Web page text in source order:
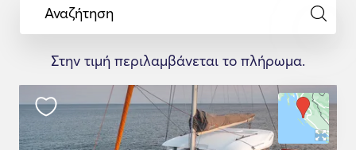
Αναζήτηση
Στην τιμή περιλαμβάνεται το πλήρωμα.